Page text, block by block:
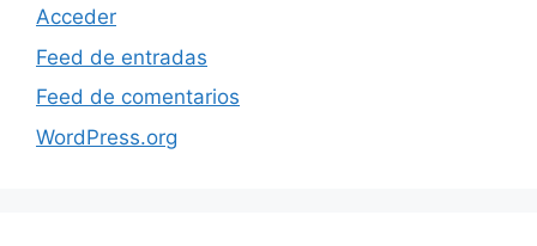
Acceder
Feed de entradas
Feed de comentarios
WordPress.org